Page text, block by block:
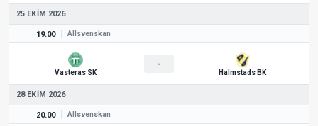
25 EKIM 2026
19.00 Allsvenskan
Vasteras SK
-
Halmstads BK
28 EKIM 2026
20.00 Allsvenskan